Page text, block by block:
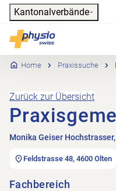
Header
Kantonalverbände
Physioswiss
Home Praxissuche
Zurück zur Übersicht
Monika Geiser
Feldstrasse 48, 4600 Olten
Fachbereich